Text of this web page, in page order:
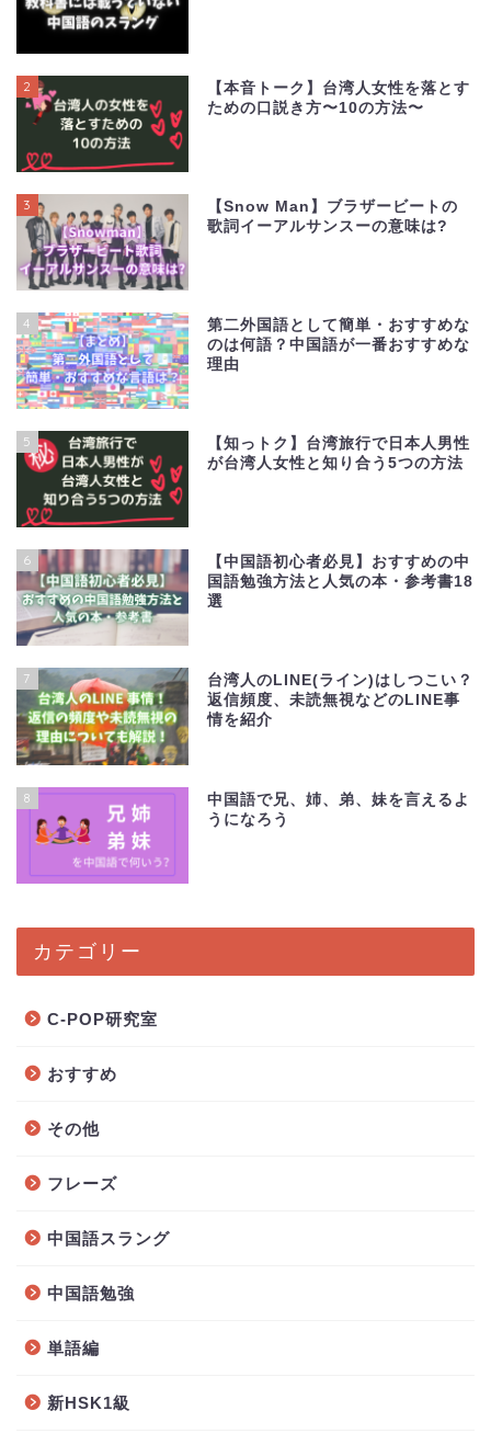
2
【本音トーク】台湾人女性を落とす
ための口説き方〜10の方法〜
3
【Snow Man】ブラザービートの
歌詞イーアルサンスーの意味は?
4
第二外国語として簡単・おすすめな
のは何語？中国語が一番おすすめな
理由
5
【知っトク】台湾旅行で日本人男性
が台湾人女性と知り合う5つの方法
6
【中国語初心者必見】おすすめの中
国語勉強方法と人気の本・参考書18
選
7
台湾人のLINE(ライン)はしつこい？
返信頻度、未読無視などのLINE事
情を紹介
8
中国語で兄、姉、弟、妹を言えるよ
うになろう
カテゴリー
C-POP研究室
おすすめ
その他
フレーズ
中国語スラング
中国語勉強
単語編
新HSK1級